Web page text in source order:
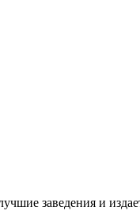
заведения и